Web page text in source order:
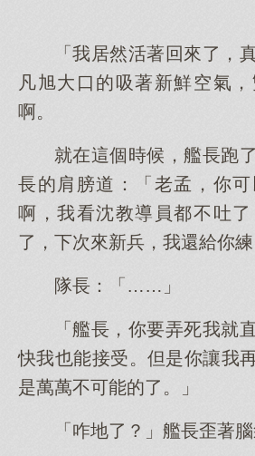
「我居然活著回來了，
凡旭大口的吸著新鮮空氣
啊。
就在這個時候，艦長跑
長的肩膀道：「老孟，你
啊，我看沈教導員都不吐
了，下次來新兵，我還給你練
隊長：「……」
「艦長，你要弄死我就
快我也能接受。但是你讓我
是萬萬不可能的了。」
「咋地了？」艦長歪著